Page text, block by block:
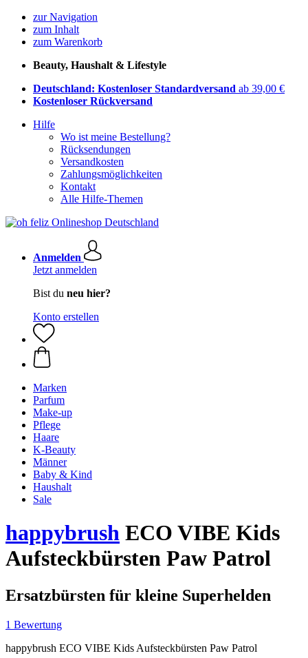
zur Navigation
zum Inhalt
zum Warenkorb
Beauty, Haushalt & Lifestyle
Deutschland: Kostenloser Standardversand ab 39,00 €
Kostenloser Rückversand
Hilfe
Wo ist meine Bestellung?
Rücksendungen
Versandkosten
Zahlungsmöglichkeiten
Kontakt
Alle Hilfe-Themen
Anmelden
Jetzt anmelden
Bist du neu hier?
Konto erstellen
Marken
Parfum
Make-up
Pflege
Haare
K-Beauty
Männer
Baby & Kind
Haushalt
Sale
happybrush ECO VIBE Kids
Aufsteckbürsten Paw Patrol
Ersatzbürsten für kleine Superhelden
1 Bewertung
happybrush ECO VIBE Kids Aufsteckbürsten Paw Patrol